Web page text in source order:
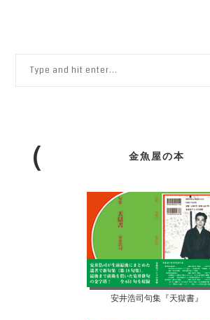
金魚屋の本
安井浩司句集『天獄書』